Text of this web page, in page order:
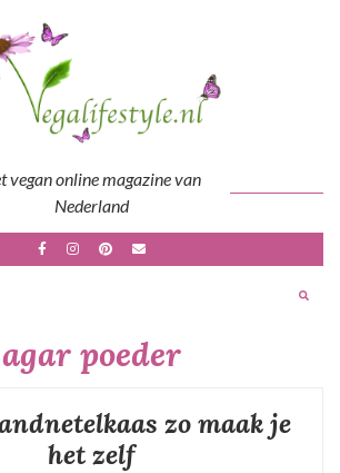
vegan online magazine van
Nederland
agar poeder
zo maak je
het zelf